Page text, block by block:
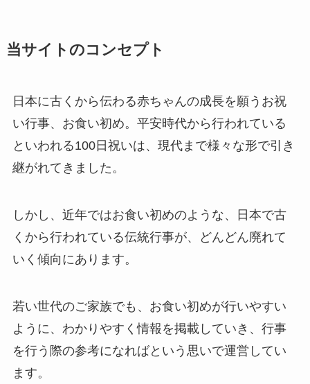
当サイトのコンセプト
日本に古くから伝わる赤ちゃんの成長を願うお祝
い行事、お食い初め。平安時代から行われている
といわれる100日祝いは、現代まで様々な形で引き
継がれてきました。
しかし、近年ではお食い初めのような、日本で古
くから行われている伝統行事が、どんどん廃れて
いく傾向にあります。
若い世代のご家族でも、お食い初めが行いやすい
ように、わかりやすく情報を掲載していき、行事
を行う際の参考になればという思いで運営してい
ます。